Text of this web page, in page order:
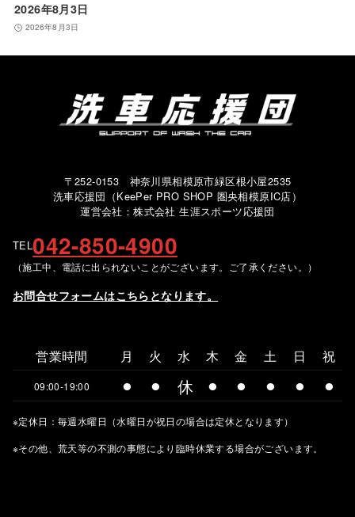
2026年8月3日
2026年8月3日
〒252-0153 神奈川県相模原市緑区根小屋2535
洗車応援団（KeePer PRO SHOP 圏央相模原IC店）
運営会社：株式会社 生涯スポーツ応援団
TEL042-850-4900
（施工中、電話に出られないことがございます。ご了承ください。）
お問合せフォームはこちらとなります。
営業時間 月 火 水 木 金 土 日 祝
09:00-19:00 ⚫︎ ⚫︎ 休 ⚫︎ ⚫︎ ⚫︎ ⚫︎ ⚫︎
※定休日：毎週水曜日（水曜日が祝日の場合は定休となります）
※その他、荒天等の不測の事態により臨時休業する場合がございます。